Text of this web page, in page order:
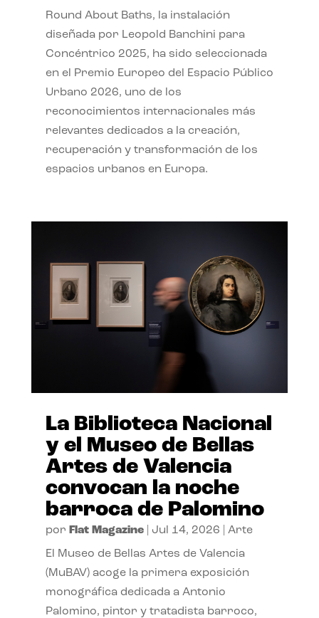
Round About Baths, la instalación
diseñada por Leopold Banchini para
Concéntrico 2025, ha sido seleccionada
en el Premio Europeo del Espacio Público
Urbano 2026, uno de los
reconocimientos internacionales más
relevantes dedicados a la creación,
recuperación y transformación de los
espacios urbanos en Europa.
La Biblioteca Nacional
y el Museo de Bellas
Artes de Valencia
convocan la noche
barroca de Palomino
por Flat Magazine| Jul 14, 2026 Arte
El Museo de Bellas Artes de Valencia
(MuBAV) acoge la primera exposición
monográfica dedicada a Antonio
Palomino, pintor y tratadista barroco,